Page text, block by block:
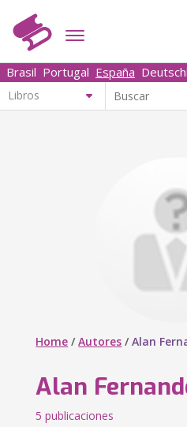
Brasil Portugal España
Home /Autores /Alan
Alan
5 publicaciones